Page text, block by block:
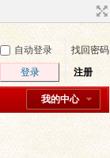
自动登录
找回密码
登录 注册
我的中心